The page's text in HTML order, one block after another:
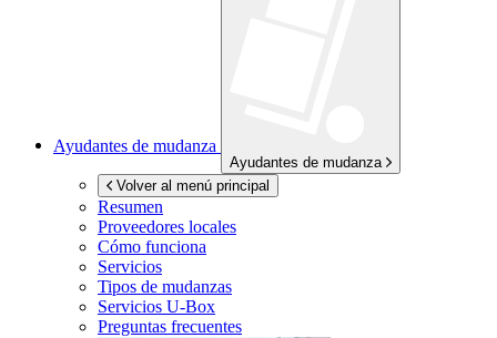
Ayudantes de mudanza
Ayudantes de mudanza
Volver al menú principal
Resumen
Proveedores locales
Cómo funciona
Servicios
Tipos de mudanzas
Servicios U-Box
Preguntas frecuentes